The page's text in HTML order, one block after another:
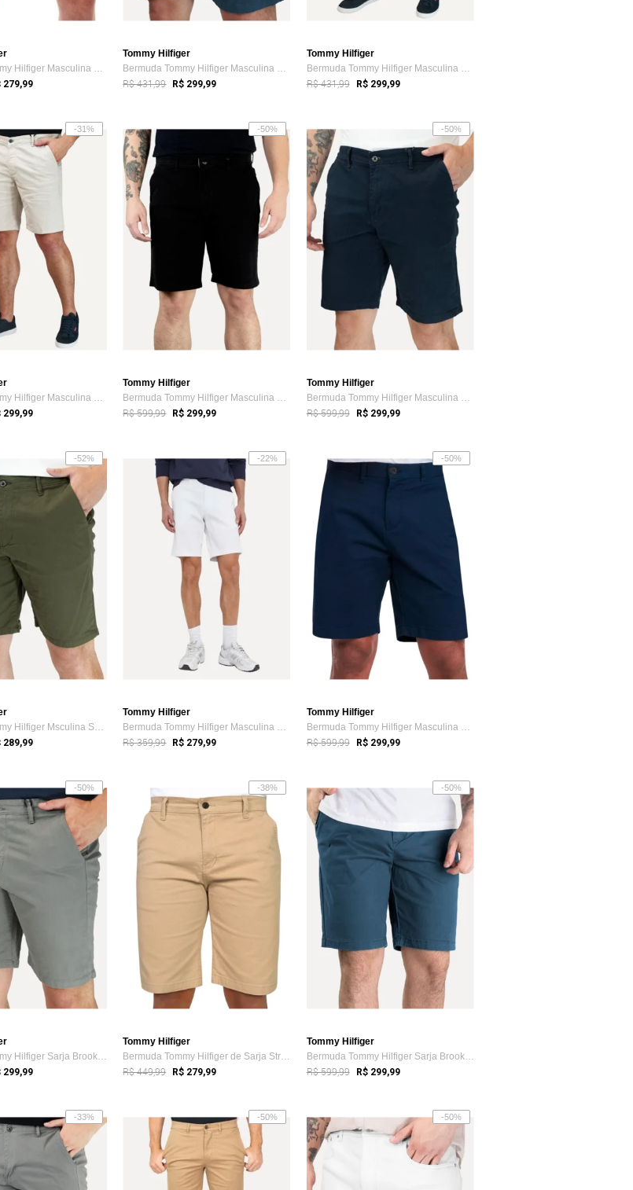
Bermuda Tommy Hilfiger Masculina de Sarj...
279,99
Tommy Hilfiger
Bermuda Tommy Hilfiger Masculina de Sarj...
R$ 431,99 R$ 299,99
Tommy Hilfiger
Bermuda Tommy Hilfiger Masculina de Sarj...
R$ 431,99 R$ 299,99
-31%
Bermuda Tommy Hilfiger Masculina de Sarj...
299,99
-50%
Tommy Hilfiger
Bermuda Tommy Hilfiger Masculina de Sarj...
R$ 599,99 R$ 299,99
-50%
Tommy Hilfiger
Bermuda Tommy Hilfiger Masculina Sarja B...
R$ 599,99 R$ 299,99
-52%
Bermuda Tommy Hilfiger Msculina Sarja Br...
289,99
-22%
Tommy Hilfiger
Bermuda Tommy Hilfiger Masculina de Sarj...
R$ 359,99 R$ 279,99
-50%
Tommy Hilfiger
Bermuda Tommy Hilfiger Masculina de Sarj...
R$ 599,99 R$ 299,99
-50%
Bermuda Tommy Hilfiger Sarja Brooklyn 9in Cinza
299,99
-38%
Tommy Hilfiger
Bermuda Tommy Hilfiger de Sarja Stretch ...
R$ 449,99 R$ 279,99
-50%
Tommy Hilfiger
Bermuda Tommy Hilfiger Sarja Brooklyn 9i...
R$ 599,99 R$ 299,99
-33% -50% -50%